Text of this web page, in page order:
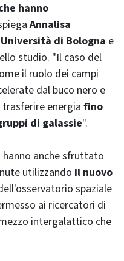
hanno
Annalisa
Università di Bologna e
studio. "Il caso del
il ruolo dei campi
dal buco nero e
energia fino
di galassie".
anche sfruttato
utilizzando il nuovo
spaziale
ai ricercatori di
intergalattico che